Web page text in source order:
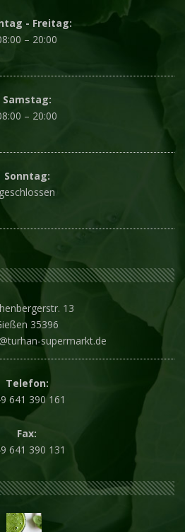
- Freitag:
– 20:00
Samstag:
– 20:00
Sonntag:
geschlossen
13
35396
supermarkt.de
Telefon:
641 390 161
Fax:
641 390 131